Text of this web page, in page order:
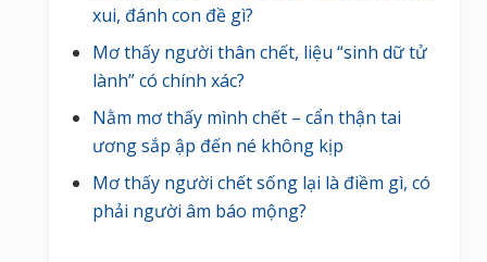
xui, đánh con đề gì?
Mơ thấy người thân chết, liệu “sinh dữ tử
lành” có chính xác?
Nằm mơ thấy mình chết – cẩn thận tai
ương sắp ập đến né không kịp
Mơ thấy người chết sống lại là điềm gì, có
phải người âm báo mộng?